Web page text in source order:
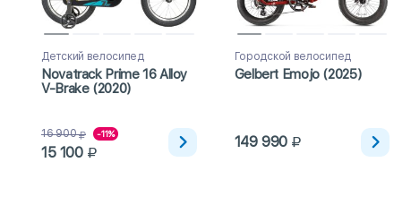
Детский велосипед
Novatrack Prime 16 Alloy
V-Brake (2020)
16 900 -11%
15 100
Городской велосипед
Gelbert Emojo (2025)
149 990